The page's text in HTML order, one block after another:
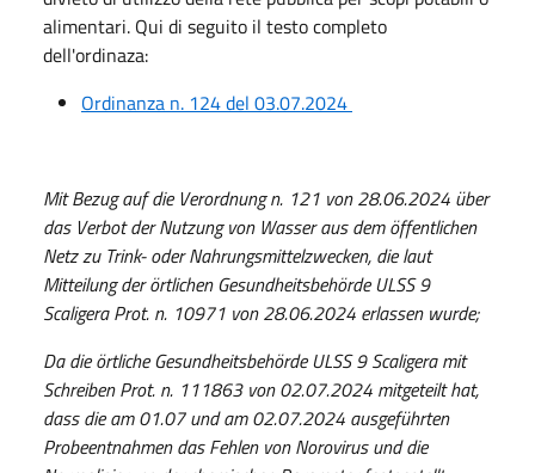
alimentari. Qui di seguito il testo completo
dell'ordinaza:
Ordinanza n. 124 del 03.07.2024
Mit Bezug auf die Verordnung n. 121 von 28.06.2024 über
das Verbot der Nutzung von Wasser aus dem öffentlichen
Netz zu Trink- oder Nahrungsmittelzwecken, die laut
Mitteilung der örtlichen Gesundheitsbehörde ULSS 9
Scaligera Prot. n. 10971 von 28.06.2024 erlassen wurde;
Da die örtliche Gesundheitsbehörde ULSS 9 Scaligera mit
Schreiben Prot. n. 111863 von 02.07.2024 mitgeteilt hat,
dass die am 01.07 und am 02.07.2024 ausgeführten
Probeentnahmen das Fehlen von Norovirus und die